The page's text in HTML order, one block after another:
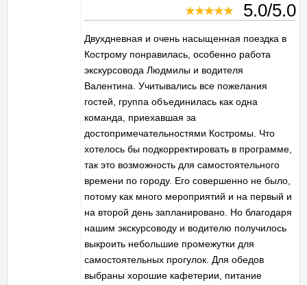
5.0/5.0
Двухдневная и очень насыщенная поездка в
Кострому понравилась, особенно работа
экскурсовода Людмилы и водителя
Валентина. Учитывались все пожелания
гостей, группа объединилась как одна
команда, приехавшая за
достопримечательностями Костромы. Что
хотелось бы подкорректировать в программе,
так это возможность для самостоятельного
времени по городу. Его совершенно не было,
потому как много мероприятий и на первый и
на второй день запланировано. Но благодаря
нашим экскурсоводу и водителю получилось
выкроить небольшие промежутки для
самостоятельных прогулок. Для обедов
выбраны хорошие кафетерии, питание